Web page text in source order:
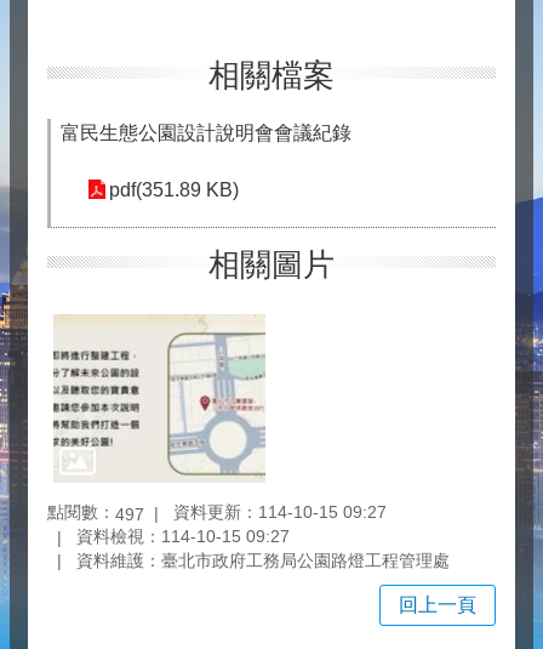
相關檔案
富民生態公園設計說明會會議紀錄
pdf(351.89 KB)
相關圖片
點閱數： 497
資料更新：114-10-15 09:27
資料檢視：114-10-15 09:27
資料維護：臺北市政府工務局公園路燈工程管理處
回上一頁